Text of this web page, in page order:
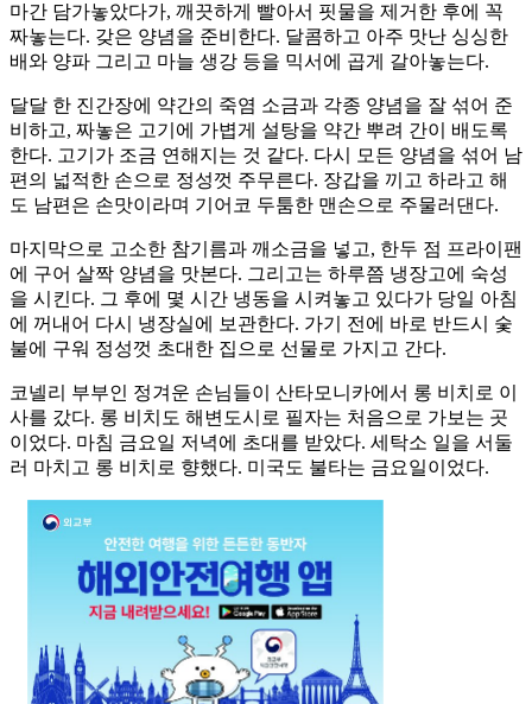
마간 담가놓았다가, 깨끗하게 빨아서 핏물을 제거한 후에 꼭
짜놓는다. 갖은 양념을 준비한다. 달콤하고 아주 맛난 싱싱한
배와 양파 그리고 마늘 생강 등을 믹서에 곱게 갈아놓는다.
달달 한 진간장에 약간의 죽염 소금과 각종 양념을 잘 섞어 준
비하고, 짜놓은 고기에 가볍게 설탕을 약간 뿌려 간이 배도록
한다. 고기가 조금 연해지는 것 같다. 다시 모든 양념을 섞어 남
편의 넓적한 손으로 정성껏 주무른다. 장갑을 끼고 하라고 해
도 남편은 손맛이라며 기어코 두툼한 맨손으로 주물러댄다.
마지막으로 고소한 참기름과 깨소금을 넣고, 한두 점 프라이팬
에 구어 살짝 양념을 맛본다. 그리고는 하루쯤 냉장고에 숙성
을 시킨다. 그 후에 몇 시간 냉동을 시켜놓고 있다가 당일 아침
에 꺼내어 다시 냉장실에 보관한다. 가기 전에 바로 반드시 숯
불에 구워 정성껏 초대한 집으로 선물로 가지고 간다.
코넬리 부부인 정겨운 손님들이 산타모니카에서 롱 비치로 이
사를 갔다. 롱 비치도 해변도시로 필자는 처음으로 가보는 곳
이었다. 마침 금요일 저녁에 초대를 받았다. 세탁소 일을 서둘
러 마치고 롱 비치로 향했다. 미국도 불타는 금요일이었다.